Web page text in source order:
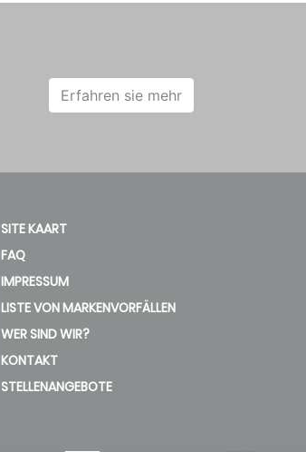
Cassette
Cassette
Built-in Horizontal
Erfahren sie mehr
SITE KAART
FAQ
IMPRESSUM
LISTE VON MARKENVORFÄLLEN
WER SIND WIR?
KONTAKT
STELLENANGEBOTE